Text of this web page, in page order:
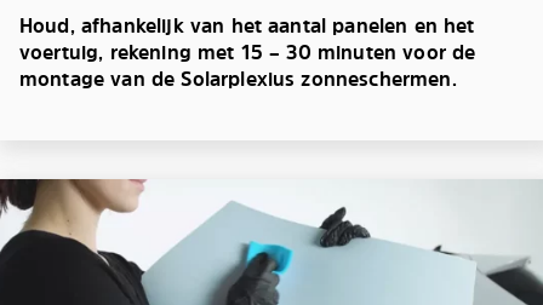
Houd, afhankelijk van het aantal panelen en het
voertuig, rekening met 15 – 30 minuten voor de
montage van de Solarplexius zonneschermen.